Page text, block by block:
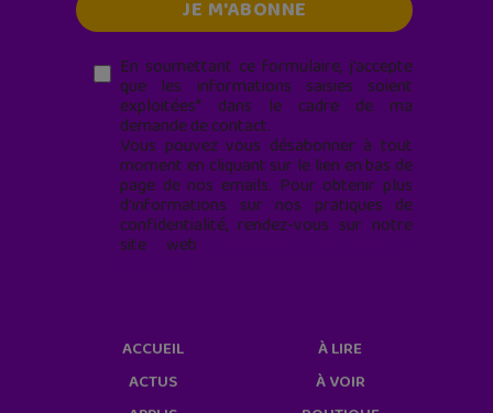
En soumettant ce formulaire, j’accepte
que les informations saisies soient
exploitées* dans le cadre de ma
demande de contact.
Vous pouvez vous désabonner à tout
moment en cliquant sur le lien en bas de
page de nos emails. Pour obtenir plus
d'informations sur nos pratiques de
confidentialité, rendez-vous sur notre
site web
ACCUEIL
ACTUS
À LIRE
À VOIR